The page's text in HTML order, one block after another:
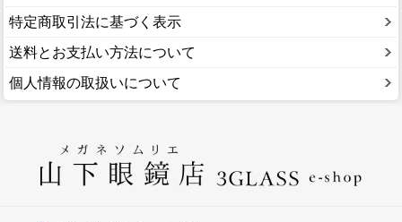
特定商取引法に基づく表示
送料とお支払い方法について
個人情報の取扱いについて